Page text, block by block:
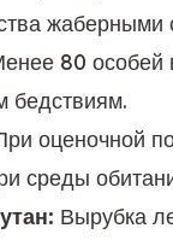
жаберными
80 особей
бедствиям.
оценочной
среды
Вырубка